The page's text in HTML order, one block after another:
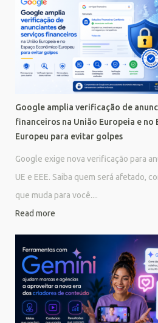
Google amplia verificação de
financeiros na União Europeia e no
Europeu para evitar golpes
Google exige nova verificação para
UE e EEE. Saiba quem será afetado,
que muda para você....
Read more